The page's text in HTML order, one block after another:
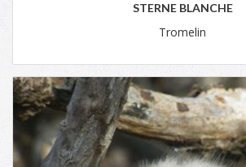
STERNE BLANCHE
Tromelin